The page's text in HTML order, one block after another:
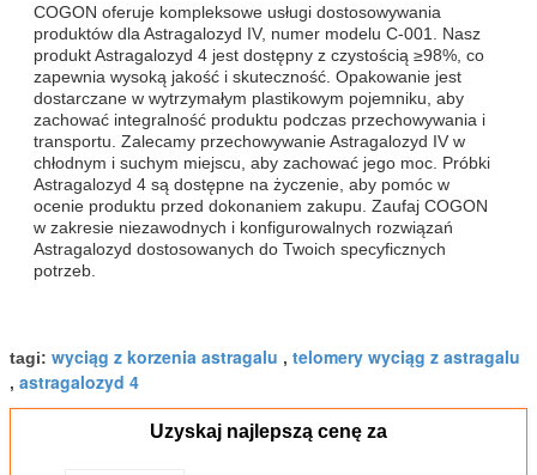
COGON oferuje kompleksowe usługi dostosowywania
produktów dla Astragalozyd IV, numer modelu C-001. Nasz
produkt Astragalozyd 4 jest dostępny z czystością ≥98%, co
zapewnia wysoką jakość i skuteczność. Opakowanie jest
dostarczane w wytrzymałym plastikowym pojemniku, aby
zachować integralność produktu podczas przechowywania i
transportu. Zalecamy przechowywanie Astragalozyd IV w
chłodnym i suchym miejscu, aby zachować jego moc. Próbki
Astragalozyd 4 są dostępne na życzenie, aby pomóc w
ocenie produktu przed dokonaniem zakupu. Zaufaj COGON
w zakresie niezawodnych i konfigurowalnych rozwiązań
Astragalozyd dostosowanych do Twoich specyficznych
potrzeb.
tagi: wyciąg z korzenia astragalu , telomery wyciąg z astragalu
, astragalozyd 4
Uzyskaj najlepszą cenę za